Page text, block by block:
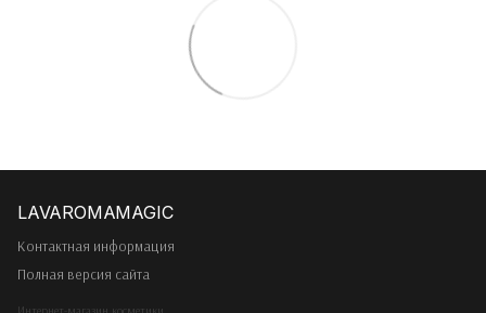
Контактная информация
Полная версия сайта